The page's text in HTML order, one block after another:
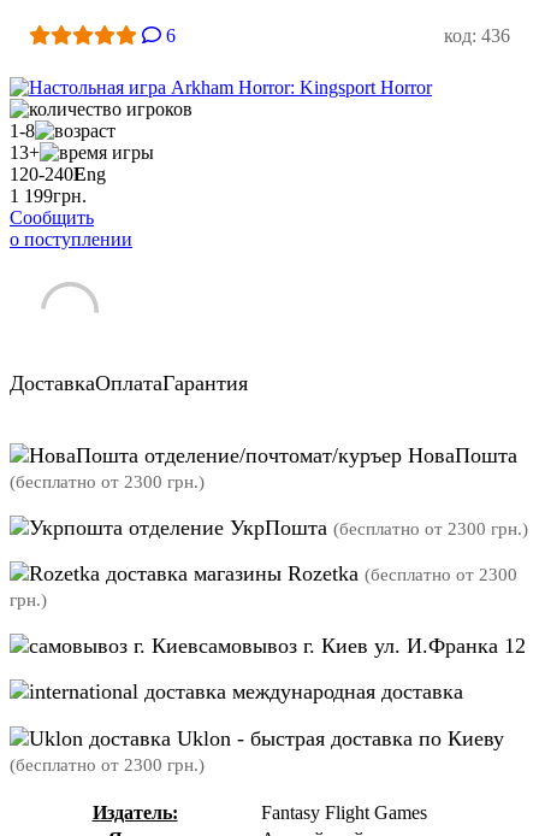
6 код: 436
1-8
13+
120-240Eng
1 199грн.
Сообщить
о поступлении
ДоставкаОплатаГарантия
отделение/почтомат/куръер НоваПошта
(бесплатно от 2300 грн.)
отделение УкрПошта (бесплатно от 2300 грн.)
магазины Rozetka (бесплатно от 2300
грн.)
самовывоз г. Киев ул. И.Франка 12
международная доставка
Uklon - быстрая доставка по Киеву
(бесплатно от 2300 грн.)
Издатель:
Fantasy Flight Games